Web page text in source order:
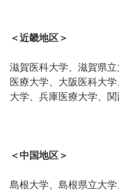
＜近畿地区＞
滋賀医科大学、滋賀県
医療大学、大阪医科大
大学、兵庫医療大学、
＜中国地区＞
島根大学、島根県立大